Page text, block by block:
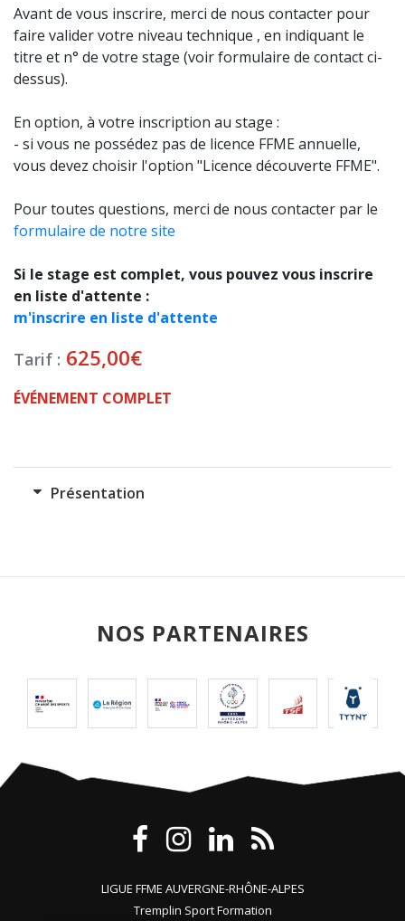
Avant de vous inscrire, merci de nous contacter pour
faire valider votre niveau technique , en indiquant le
titre et n° de votre stage (voir formulaire de contact ci-
dessus).
En option, à votre inscription au stage :
- si vous ne possédez pas de licence FFME annuelle,
vous devez choisir l'option "Licence découverte FFME".
Pour toutes questions, merci de nous contacter par le
formulaire de notre site
Si le stage est complet, vous pouvez vous inscrire
en liste d'attente :
m'inscrire en liste d'attente
Tarif : 625,00€
ÉVÉNEMENT COMPLET
Présentation
NOS PARTENAIRES
LIGUE FFME AUVERGNE-RHÔNE-ALPES
Tremplin Sport Formation